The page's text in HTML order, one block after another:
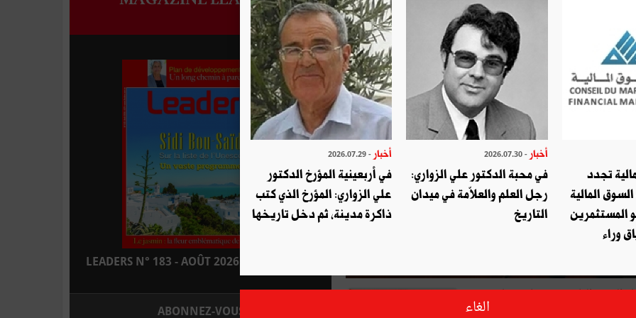
السبت الماضي في خاتمة جلسة منح
LEADERS N° 183 - AOÛT 2026 : EN KIOSQUE
ABONNEZ-VOUS
تجدد
المالية
المستثمرين
وراء
أخبار - 2026.07.30
في محبة الدكتور علي الزواري:
رجل العلم والعلاّمة في ميدان
التاريخ
أخبار - 2026.07.29
في أربعينية المؤرخ الدكتور
علي الزواري: المؤرخ الذي كتب
ذاكرة مدينة، ثم دخل تاريخها
الغاء